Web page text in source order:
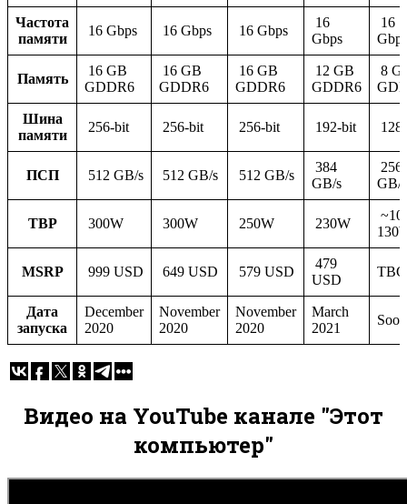
Частота
памяти
16 Gbps 16 Gbps 16 Gbps
16
Gbps
16
Gbps
Память
16 GB
GDDR6
16 GB
GDDR6
16 GB
GDDR6
12 GB
GDDR6
8
Шина
памяти
256-bit 256-bit 256-bit 192-bit
ПСП 512 GB/s 512 GB/s 512 GB/s
384
GB/s
256
GB/s
TBP 300W 300W 250W 230W
MSRP 999 USD 649 USD 579 USD
479
USD
TBC
Дата
запуска
December
2020
November
2020
November
2020
March
2021
Видео на YouTube канале "Этот
компьютер"